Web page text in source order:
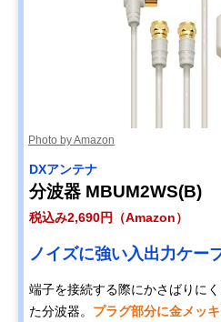
Photo by Amazon
DXアンテナ
分波器 MBUM2WS(B)
税込み2,690円（Amazon）
ノイズに強い入出力ケー
端子を接続する際にかさばりに
た分波器。 プラグ部分に金メッ